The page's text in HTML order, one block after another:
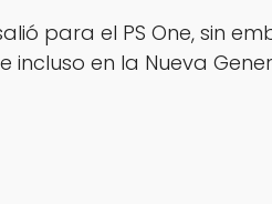
para el PS One, sin
en la Nueva